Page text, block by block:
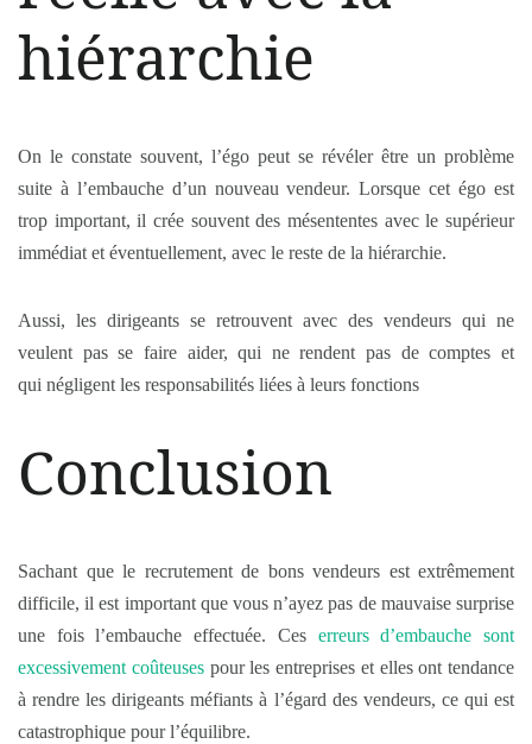
hiérarchie
On le constate souvent, l’égo peut se révéler être un problème
suite à l’embauche d’un nouveau vendeur. Lorsque cet égo est
trop important, il crée souvent des mésententes avec le supérieur
immédiat et éventuellement, avec le reste de la hiérarchie.
Aussi, les dirigeants se retrouvent avec des vendeurs qui ne
veulent pas se faire aider, qui ne rendent pas de comptes et
qui négligent les responsabilités liées à leurs fonctions
Conclusion
Sachant que le recrutement de bons vendeurs est extrêmement
difficile, il est important que vous n’ayez pas de mauvaise surprise
une fois l’embauche effectuée. Ces erreurs d’embauche sont
excessivement coûteusespour les entreprises et elles ont tendance
à rendre les dirigeants méfiants à l’égard des vendeurs, ce qui est
catastrophique pour l’équilibre.